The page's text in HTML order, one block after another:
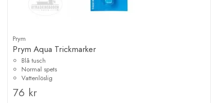
Prym
Prym Aqua Trickmarker
Blå tusch
Normal spets
Vattenlöslig
76 kr